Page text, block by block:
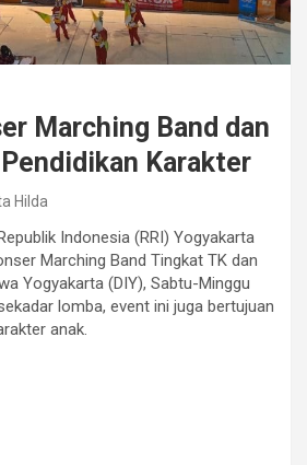
Marching Band dan
Karakter
Hilda
Indonesia (RRI) Yogyakarta
Marching Band Tingkat TK dan
Yogyakarta (DIY), Sabtu-Minggu
lomba, event ini juga bertujuan
anak.